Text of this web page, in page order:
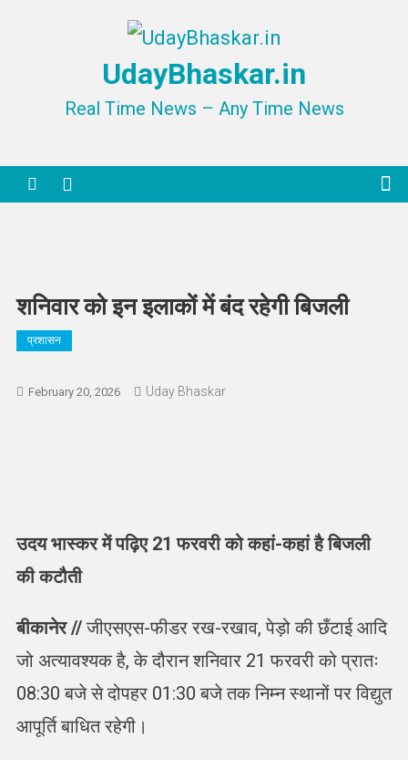
UdayBhaskar.in
Real Time News – Any Time News
शनिवार को इन इलाकों में बंद रहेगी बिजली
प्रशासन
February 20, 2026 Uday Bhaskar
उदय भास्कर में पढ़िए 21 फरवरी को कहां-कहां है बिजली
की कटौती
बीकानेर //जीएसएस-फीडर रख-रखाव, पेड़ो की छँटाई आदि
जो अत्यावश्यक है, के दौरान शनिवार 21 फरवरी को प्रातः
08:30 बजे से दोपहर 01:30 बजे तक निम्न स्थानों पर विद्युत
आपूर्ति बाधित रहेगी।